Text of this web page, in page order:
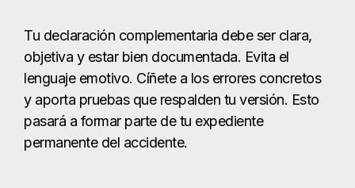
Tu declaración complementaria debe ser clara,
objetiva y estar bien documentada. Evita el
lenguaje emotivo. Cíñete a los errores concretos
y aporta pruebas que respalden tu versión. Esto
pasará a formar parte de tu expediente
permanente del accidente.